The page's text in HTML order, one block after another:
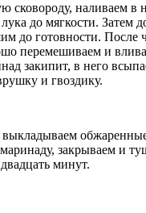
сковороду, наливаем в
до мягкости. Затем
до готовности. После
перемешиваем и
закипит, в него
и гвоздику.
закрываем и
минут.